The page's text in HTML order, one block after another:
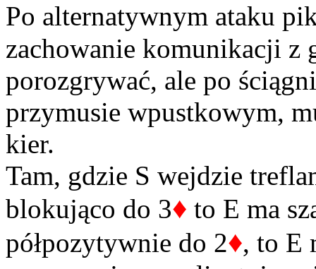
Po alternatywnym ataku
zachowanie komunikacji z
porozgrywać, ale po
przymusie wpustkowym,
kier.
Tam, gdzie S wejdzie
blokująco do 3♦ to E ma
półpozytywnie do 2♦, to E